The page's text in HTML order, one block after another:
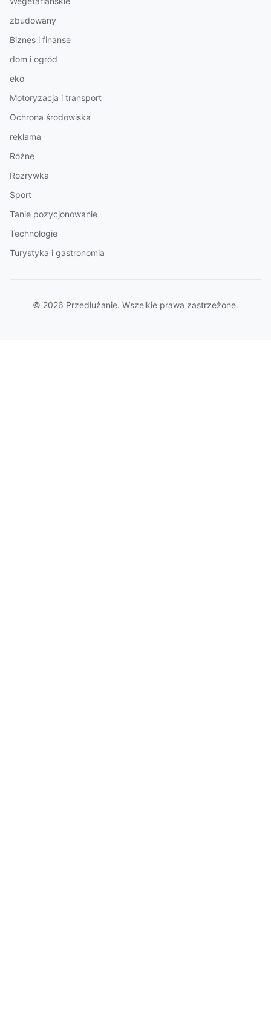
zbudowany
Biznes i finanse
dom i ogród
eko
Motoryzacja i transport
Ochrona środowiska
reklama
Różne
Rozrywka
Sport
Tanie pozycjonowanie
Technologie
Turystyka i gastronomia
© 2026 Przedłużanie. Wszelkie prawa zastrzeżone.